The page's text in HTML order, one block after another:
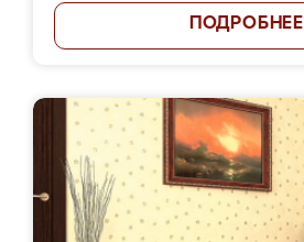
ПОДРОБНЕЕ